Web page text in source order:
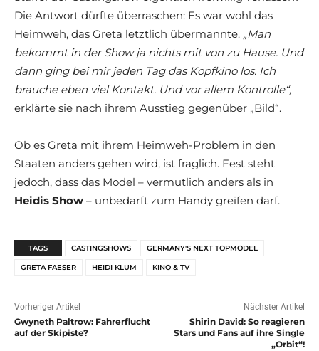
Die Antwort dürfte überraschen: Es war wohl das
Heimweh, das Greta letztlich übermannte. „Man
bekommt in der Show ja nichts mit von zu Hause. Und
dann ging bei mir jeden Tag das Kopfkino los. Ich
brauche eben viel Kontakt. Und vor allem Kontrolle“,
erklärte sie nach ihrem Ausstieg gegenüber „Bild“.
Ob es Greta mit ihrem Heimweh-Problem in den
Staaten anders gehen wird, ist fraglich. Fest steht
jedoch, dass das Model – vermutlich anders als in
Heidis Show – unbedarft zum Handy greifen darf.
TAGS CASTINGSHOWS GERMANY'S NEXT TOPMODEL
GRETA FAESER HEIDI KLUM KINO & TV
Vorheriger Artikel
Gwyneth Paltrow: Fahrerflucht
auf der Skipiste?
Nächster Artikel
Shirin David: So reagieren
Stars und Fans auf ihre Single
„Orbit“!